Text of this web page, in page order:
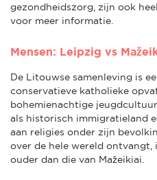
gezondheidszorg, zijn ook
voor meer informatie.
Mensen: Leipzig vs
De Litouwse samenleving is
conservatieve katholieke
bohemienachtige
als historisch immigratieland
aan religies onder zijn
over de hele wereld ontvangt,
ouder dan die van Mažeikiai.